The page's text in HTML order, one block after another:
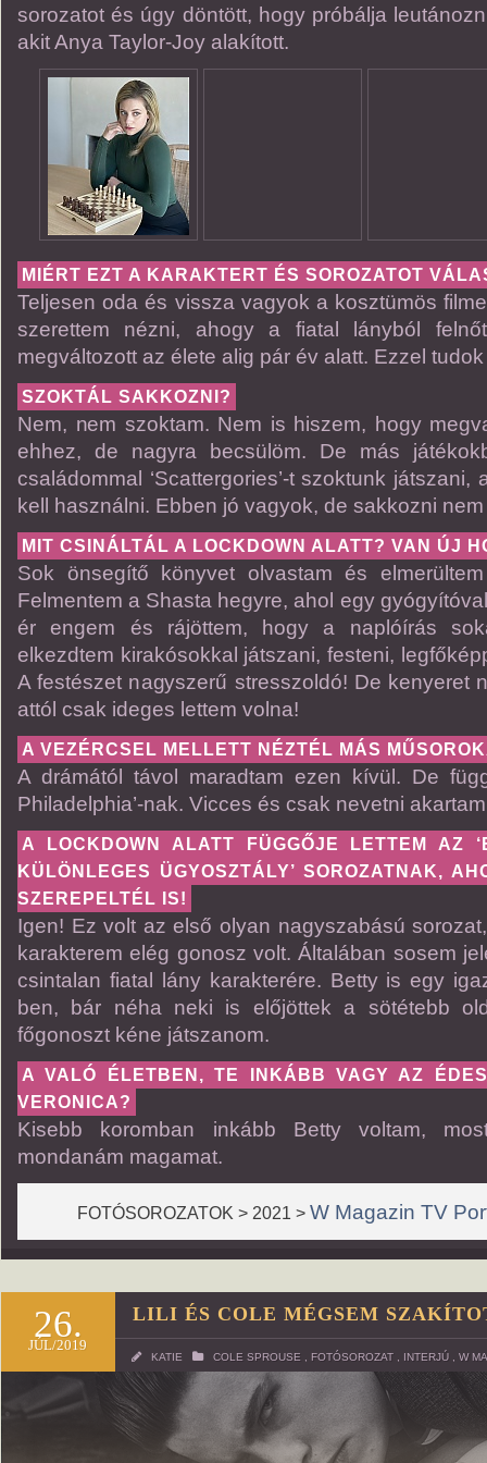
sorozatot és úgy döntött, hogy próbálja
akit Anya Taylor-Joy alakított.
MIÉRT EZT A KARAKTERT ÉS SOROZATOT
Teljesen oda és vissza vagyok a kosztümös
szerettem nézni, ahogy a fiatal lányból
megváltozott az élete alig pár év alatt. Ezzel
SZOKTÁL SAKKOZNI?
Nem, nem szoktam. Nem is hiszem, hogy
ehhez, de nagyra becsülöm. De más
családommal ‘Scattergories’-t szoktunk
kell használni. Ebben jó vagyok, de sakkozni
MIT CSINÁLTÁL A LOCKDOWN ALATT? VAN ÚJ
Sok önsegítő könyvet olvastam és
Felmentem a Shasta hegyre, ahol egy
ér engem és rájöttem, hogy a naplóírás
elkezdtem kirakósokkal játszani, festeni,
A festészet nagyszerű stresszoldó! De kenyeret
attól csak ideges lettem volna!
A VEZÉRCSEL MELLETT NÉZTÉL MÁS
A drámától távol maradtam ezen kívül. De
Philadelphia’-nak. Vicces és csak nevetni
A LOCKDOWN ALATT FÜGGŐJE LETTEM AZ
KÜLÖNLEGES ÜGYOSZTÁLY’ SOROZATNAK,
SZEREPELTÉL IS!
Igen! Ez volt az első olyan nagyszabású
karakterem elég gonosz volt. Általában sosem
csintalan fiatal lány karakterére. Betty is egy
ben, bár néha neki is előjöttek a sötétebb
főgonoszt kéne játszanom.
A VALÓ ÉLETBEN, TE INKÁBB VAGY AZ
VERONICA?
Kisebb koromban inkább Betty voltam,
mondanám magamat.
FOTÓSOROZATOK > 2021 > W Magazin TV
26.
JÚL/2019
LILI ÉS COLE MÉGSEM
KATIE COLE SPROUSE FOTÓSOROZAT INTERJÚ W